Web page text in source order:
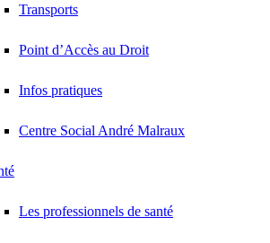
Transports
Point d’Accès au Droit
Infos pratiques
Centre Social André Malraux
Les professionnels de santé